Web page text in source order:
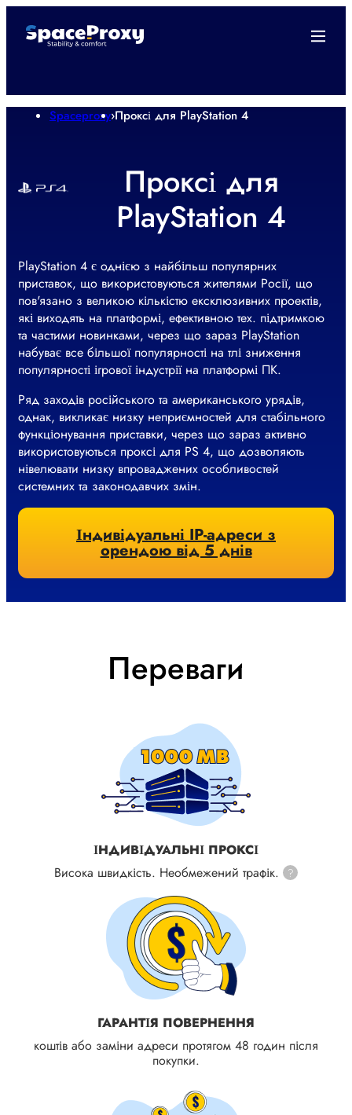
Spaceproxy›Проксі для PlayStation 4
Проксі для
PlayStation 4
PlayStation 4 є однією з найбільш популярних
приставок, що використовуються жителями Росії, що
пов'язано з великою кількістю ексклюзивних проектів,
які виходять на платформі, ефективною тех. підтримкою
та частими новинками, через що зараз PlayStation
набуває все більшої популярності на тлі зниження
популярності ігрової індустрії на платформі ПК.
Ряд заходів російського та американського урядів,
однак, викликає низку неприємностей для стабільного
функціонування приставки, через що зараз активно
використовуються проксі для PS 4, що дозволяють
нівелювати низку впроваджених особливостей
системних та законодавчих змін.
Індивідуальні IP-адреси з
орендою від 5 днів
Переваги
ІНДИВІДУАЛЬНІ ПРОКСІ
Висока швидкість. Необмежений трафік.
?
ГАРАНТІЯ ПОВЕРНЕННЯ
коштів або заміни адреси протягом 48 годин після
покупки.